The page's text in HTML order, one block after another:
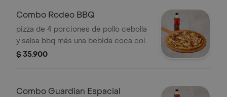
Combo Rodeo BBQ
pizza de 4 porciones de pollo cebolla
y salsa bbq más una bebida coca cola
de 400 ml, (No incluye coleccionable
Pepperoncini.
$ 35.900
Combo Guardian Espacial